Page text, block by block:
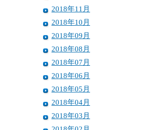
2018年11月
2018年10月
2018年09月
2018年08月
2018年07月
2018年06月
2018年05月
2018年04月
2018年03月